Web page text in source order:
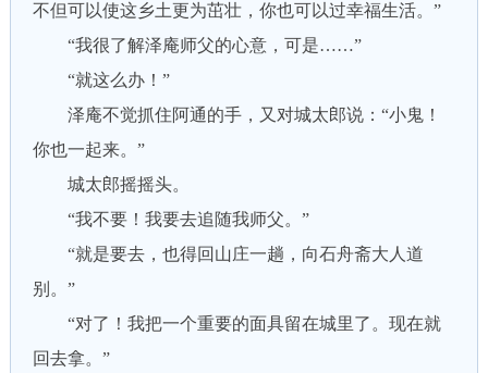
不但可以使这乡土更为茁壮，你也可以过幸福生活。”
“我很了解泽庵师父的心意，可是……”
“就这么办！”
泽庵不觉抓住阿通的手，又对城太郎说：“小鬼！
你也一起来。”
城太郎摇摇头。
“我不要！我要去追随我师父。”
“就是要去，也得回山庄一趟，向石舟斋大人道
别。”
“对了！我把一个重要的面具留在城里了。现在就
回去拿。”